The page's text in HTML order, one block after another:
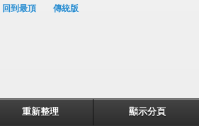
回到最頂 傳統版
重新整理 顯示分頁